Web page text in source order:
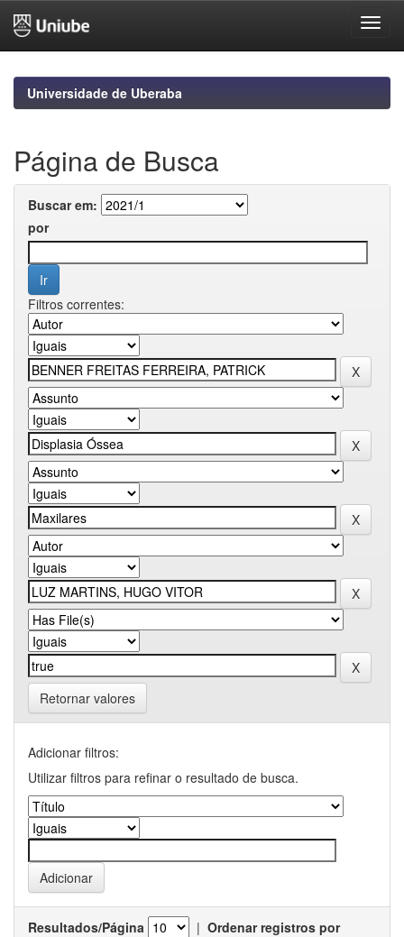
navigationUniversidade de Uberaba
Página de Busca
Buscar em:
por
Filtros correntes:
Retornar valores
Adicionar filtros:
Utilizar filtros para refinar o resultado de busca.
Resultados/Página | Ordenar registros por